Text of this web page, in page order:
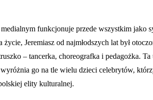
funkcjonuje przede wszystkim
Jeremiasz od najmłodszych lat był
– tancerka, choreografka i pedagożka.
go na tle wielu dzieci celebrytów,
elity kulturalnej.